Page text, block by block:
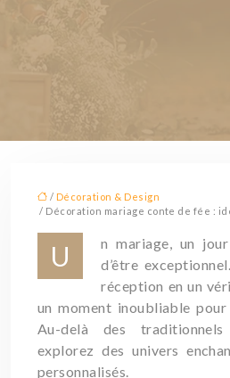
/ Décoration & Design
/ Décoration mariage conte de fée :
U
n mariage, un
d’être
réception en un
un moment inoubliable
Au-delà des
explorez des univers
personnalisés.